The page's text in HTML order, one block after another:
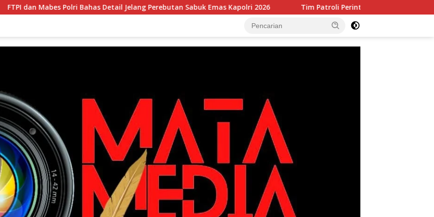
Detail Jelang Perebutan Sabuk Emas Kapolri 2026 Tim Patroli Perintis Polda Metro Jaya Amankan 3 Pemuda di